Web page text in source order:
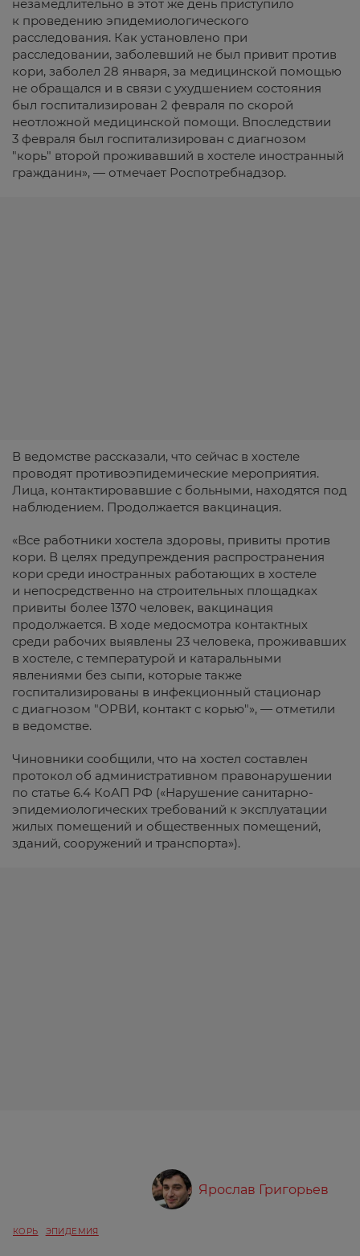
незамедлительно в этот же день приступило
к проведению эпидемиологического
расследования. Как установлено при
расследовании, заболевший не был привит против
кори, заболел 28 января, за медицинской помощью
не обращался и в связи с ухудшением состояния
был госпитализирован 2 февраля по скорой
неотложной медицинской помощи. Впоследствии
3 февраля был госпитализирован с диагнозом
"корь" второй проживавший в хостеле иностранный
гражданин», — отмечает Роспотребнадзор.
В ведомстве рассказали, что сейчас в хостеле
проводят противоэпидемические мероприятия.
Лица, контактировавшие с больными, находятся под
наблюдением. Продолжается вакцинация.
«Все работники хостела здоровы, привиты против
кори. В целях предупреждения распространения
кори среди иностранных работающих в хостеле
и непосредственно на строительных площадках
привиты более 1370 человек, вакцинация
продолжается. В ходе медосмотра контактных
среди рабочих выявлены 23 человека, проживавших
в хостеле, с температурой и катаральными
явлениями без сыпи, которые также
госпитализированы в инфекционный стационар
с диагнозом "ОРВИ, контакт с корью"», — отметили
в ведомстве.
Чиновники сообщили, что на хостел составлен
протокол об административном правонарушении
по статье 6.4 КоАП РФ («Нарушение санитарно-
эпидемиологических требований к эксплуатации
жилых помещений и общественных помещений,
зданий, сооружений и транспорта»).
Ярослав Григорьев
КОРЬ ЭПИДЕМИЯ